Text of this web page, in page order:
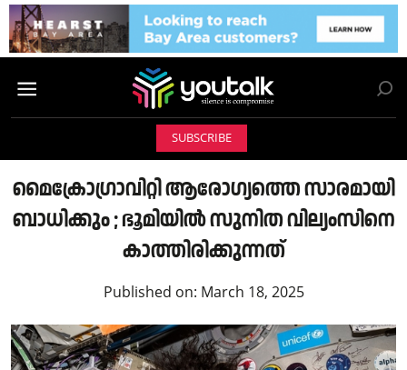
SUBSCRIBE
മൈക്രോഗ്രാവിറ്റി ആരോഗ്യത്തെ സാരമായി
ബാധിക്കും ; ഭൂമിയില്‍ സുനിത വില്യംസിനെ
കാത്തിരിക്കുന്നത്
Published on: March 18, 2025